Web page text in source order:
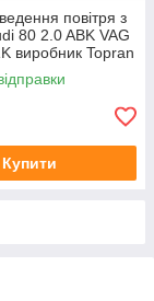
повітря з
80 2.0 ABK VAG
виробник Topran
Купити